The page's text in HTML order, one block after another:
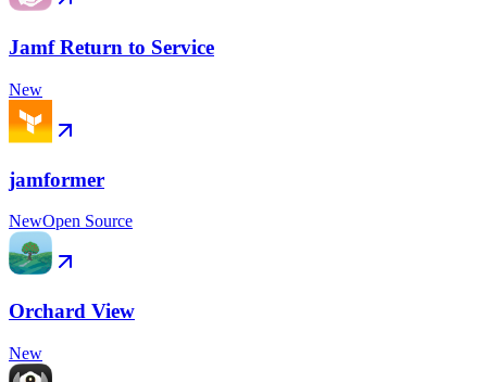
Jamf Return to Service
New
jamformer
NewOpen Source
Orchard View
New